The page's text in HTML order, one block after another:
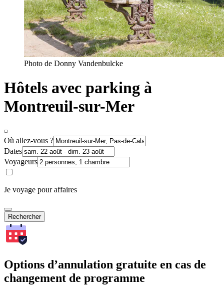
Photo de Donny Vandenbulcke
Hôtels avec parking à
Montreuil-sur-Mer
Où allez-vous ?
Dates
Voyageurs
Je voyage pour affaires
Rechercher
Options d’annulation gratuite en cas de
changement de programme